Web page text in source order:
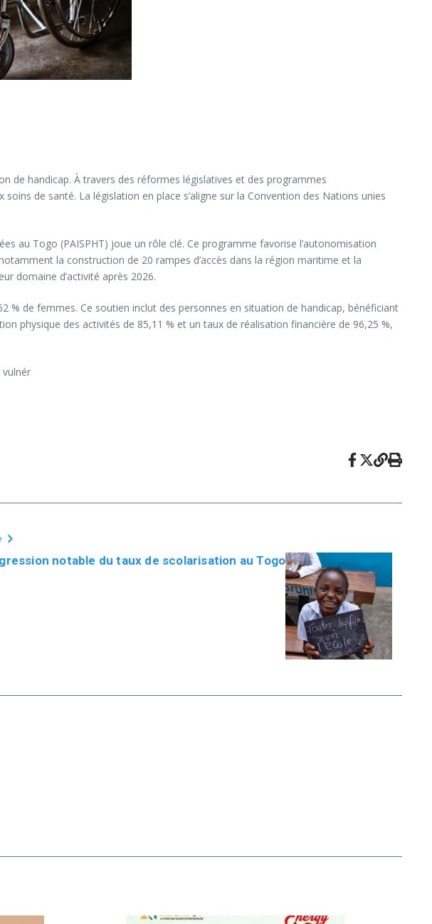
de handicap. À travers des réformes législatives et des programmes
de santé. La législation en place s’aligne sur la Convention des Nations unies
au Togo (PAISPHT) joue un rôle clé. Ce programme favorise l’autonomisation
la construction de 20 rampes d’accès dans la région maritime et la
domaine d’activité après 2026.
% de femmes. Ce soutien inclut des personnes en situation de handicap, bénéficiant
physique des activités de 85,11 % et un taux de réalisation financière de 96,25 %,
notable du taux de scolarisation au Togo